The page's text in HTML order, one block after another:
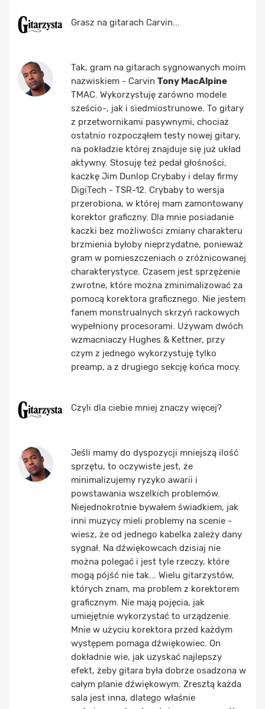
Grasz na gitarach Carvin...
Tak, gram na gitarach sygnowanych moim
nazwiskiem - Carvin Tony MacAlpine
TMAC. Wykorzystuję zarówno modele
sześcio-, jak i siedmiostrunowe. To gitary
z przetwornikami pasywnymi, chociaż
ostatnio rozpocząłem testy nowej gitary,
na pokładzie której znajduje się już układ
aktywny. Stosuję też pedał głośności,
kaczkę Jim Dunlop Crybaby i delay firmy
DigiTech - TSR-12. Crybaby to wersja
przerobiona, w której mam zamontowany
korektor graficzny. Dla mnie posiadanie
kaczki bez możliwości zmiany charakteru
brzmienia byłoby nieprzydatne, ponieważ
gram w pomieszczeniach o zróżnicowanej
charakterystyce. Czasem jest sprzężenie
zwrotne, które można zminimalizować za
pomocą korektora graficznego. Nie jestem
fanem monstrualnych skrzyń rackowych
wypełniony procesorami. Używam dwóch
wzmacniaczy Hughes & Kettner, przy
czym z jednego wykorzystuję tylko
preamp, a z drugiego sekcję końca mocy.
Czyli dla ciebie mniej znaczy więcej?
Jeśli mamy do dyspozycji mniejszą ilość
sprzętu, to oczywiste jest, że
minimalizujemy ryzyko awarii i
powstawania wszelkich problemów.
Niejednokrotnie bywałem świadkiem, jak
inni muzycy mieli problemy na scenie -
wiesz, że od jednego kabelka zależy dany
sygnał. Na dźwiękowcach dzisiaj nie
można polegać i jest tyle rzeczy, które
mogą pójść nie tak... Wielu gitarzystów,
których znam, ma problem z korektorem
graficznym. Nie mają pojęcia, jak
umiejętnie wykorzystać to urządzenie.
Mnie w użyciu korektora przed każdym
występem pomaga dźwiękowiec. On
dokładnie wie, jak uzyskać najlepszy
efekt, żeby gitara była dobrze osadzona w
całym planie dźwiękowym. Zresztą każda
sala jest inna, dlatego właśnie